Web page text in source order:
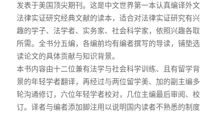
发表于美国顶尖期刊。这是中文世界第一本认真编译外文
法律实证研究经典文献的读本，适合对法律实证研究有兴
趣的学子、法学者、实务家、社会科学家，依照兴趣各取
所需。全书分五编，各编前均有编者撰写的导读，铺垫选
读论文的具体贡献与知识背景。
本书内容由十二位兼有法学与社会科学训练、且有留学背
景的年轻学者翻译，再经过与两位留学美、加的副主编多
轮沟通修订，六位年轻学者校对，几位主编最后审阅、校
订。译者与编者添加脚注用以说明国内读者不熟悉的制度